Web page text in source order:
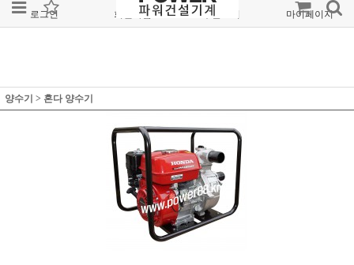
로그인 회원가입 주문조회 마이페이지
양수기 > 혼다 양수기